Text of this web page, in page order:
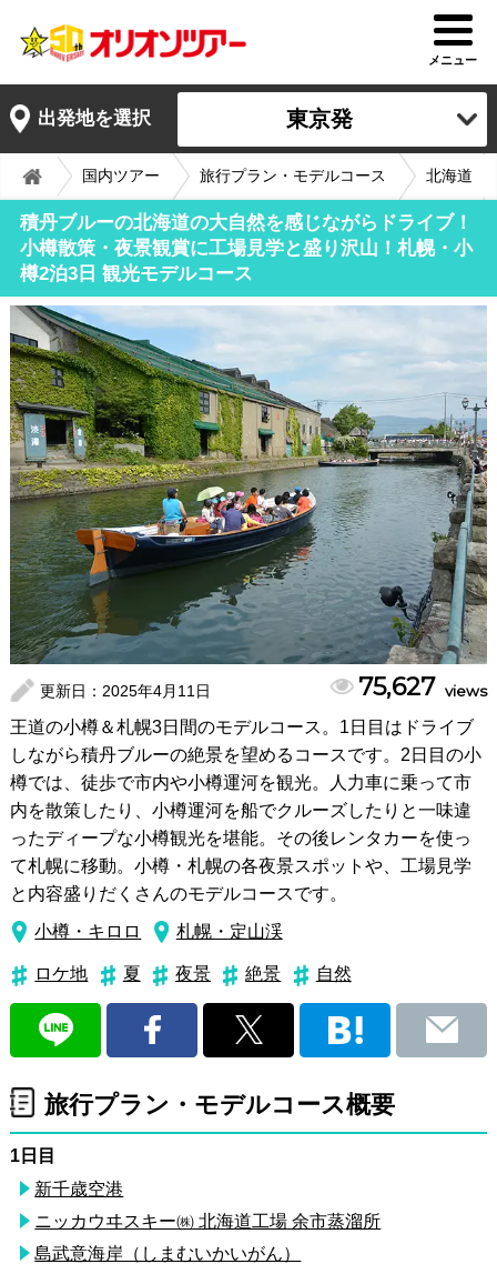
メニュー
出発地を選択 東京発
国内ツアー 旅行プラン・モデルコース 北海道
積丹ブルーの北海道の大自然を感じながらドライブ！
小樽散策・夜景観賞に工場見学と盛り沢山！札幌・小
樽2泊3日 観光モデルコース
更新日： 2025年4月11日 75,627 views
王道の小樽＆札幌3日間のモデルコース。1日目はドライブ
しながら積丹ブルーの絶景を望めるコースです。2日目の小
樽では、徒歩で市内や小樽運河を観光。人力車に乗って市
内を散策したり、小樽運河を船でクルーズしたりと一味違
ったディープな小樽観光を堪能。その後レンタカーを使っ
て札幌に移動。小樽・札幌の各夜景スポットや、工場見学
と内容盛りだくさんのモデルコースです。
小樽・キロロ
札幌・定山渓
ロケ地 夏 夜景 絶景 自然
旅行プラン・モデルコース概要
1日目
新千歳空港
ニッカウヰスキー㈱ 北海道工場 余市蒸溜所
島武意海岸（しまむいかいがん）